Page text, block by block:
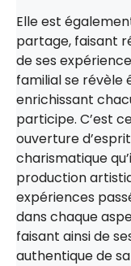
Elle est
partage, faisant
de ses
familial se révèle
enrichissant
participe. C’est
ouverture
charismatique
production
expériences
dans chaque
faisant ainsi de
authentique de